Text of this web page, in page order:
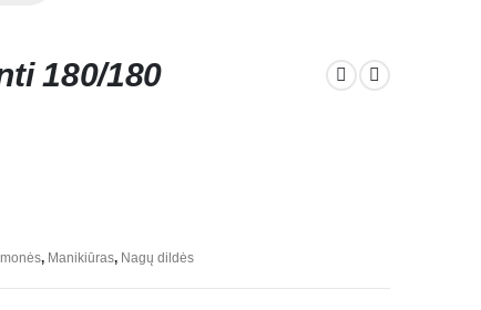
180/180
, Manikiūras, Nagų dildės